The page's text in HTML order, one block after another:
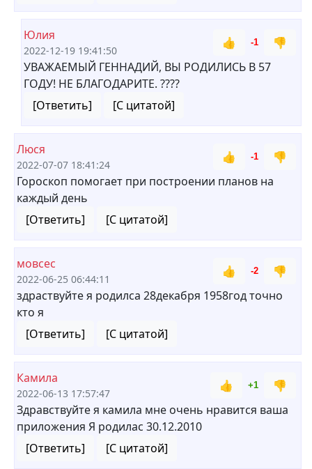
Юлия
2022-12-19 19:41:50
👍 -1
👎
УВАЖАЕМЫЙ ГЕННАДИЙ, ВЫ РОДИЛИСЬ В 57
ГОДУ! НЕ БЛАГОДАРИТЕ. ????
[Ответить]
[С цитатой]
Люся
2022-07-07 18:41:24
👍 -1
👎
Гороскоп помогает при построении планов на
каждый день
[Ответить]
[С цитатой]
мовсес
2022-06-25 06:44:11
👍 -2
👎
здраствуйте я родилса 28декабря 1958год точно
кто я
[Ответить]
[С цитатой]
Камила
2022-06-13 17:57:47
👍 +1
👎
Здравствуйте я камила мне очень нравится ваша
приложения Я родилас 30.12.2010
[Ответить]
[С цитатой]